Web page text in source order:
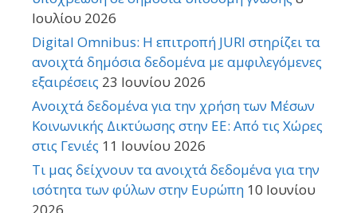
Ιουλίου 2026
Digital Omnibus: Η επιτροπή JURI στηρίζει τα
ανοιχτά δημόσια δεδομένα με αμφιλεγόμενες
εξαιρέσεις 23 Ιουνίου 2026
Ανοιχτά δεδομένα για την χρήση των Μέσων
Κοινωνικής Δικτύωσης στην ΕΕ: Από τις Χώρες
στις Γενιές 11 Ιουνίου 2026
Τι μας δείχνουν τα ανοιχτά δεδομένα για την
ισότητα των φύλων στην Ευρώπη 10 Ιουνίου